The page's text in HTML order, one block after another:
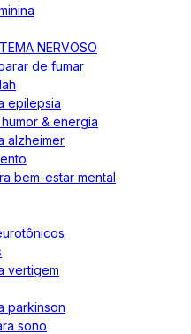
NERVOSO
de fumar
epilepsia
& energia
alzheimer
bem-estar mental
vertigem
parkinson
sono